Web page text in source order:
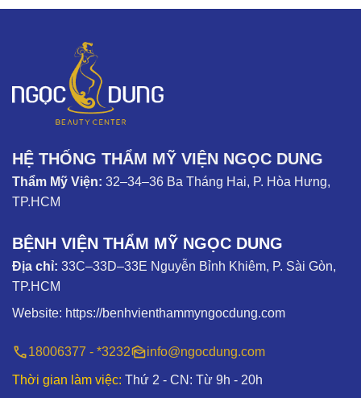
HỆ THỐNG THẨM MỸ VIỆN NGỌC DUNG
Thẩm Mỹ Viện: 32–34–36 Ba Tháng Hai, P. Hòa Hưng,
TP.HCM
BỆNH VIỆN THẨM MỸ NGỌC DUNG
Địa chỉ: 33C–33D–33E Nguyễn Bỉnh Khiêm, P. Sài Gòn,
TP.HCM
Website: https://benhvienthammyngocdung.com
18006377 - *3232 info@ngocdung.com
Thời gian làm việc: Thứ 2 - CN: Từ 9h - 20h